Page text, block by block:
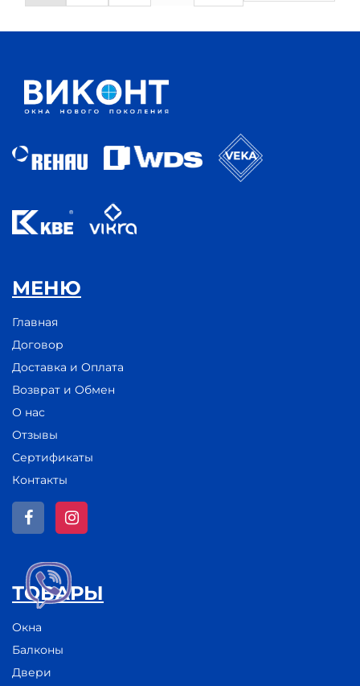
МЕНЮ
Главная
Договор
Доставка и Оплата
Возврат и Обмен
О нас
Отзывы
Сертификаты
Контакты
ТОВАРЫ
Окна
Балконы
Двери